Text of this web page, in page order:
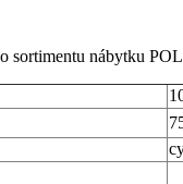
sortimentu nábytku